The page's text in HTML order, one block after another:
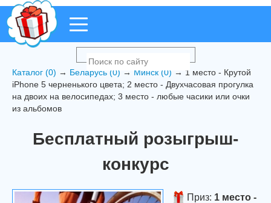
Каталог (0) → Беларусь (0) → Минск (0) → 1 место - Крутой
iPhone 5 черненького цвета; 2 место - Двухчасовая прогулка
на двоих на велосипедах; 3 место - любые часики или очки
из альбомов
Бесплатный розыгрыш-
конкурс
Приз: 1 место -